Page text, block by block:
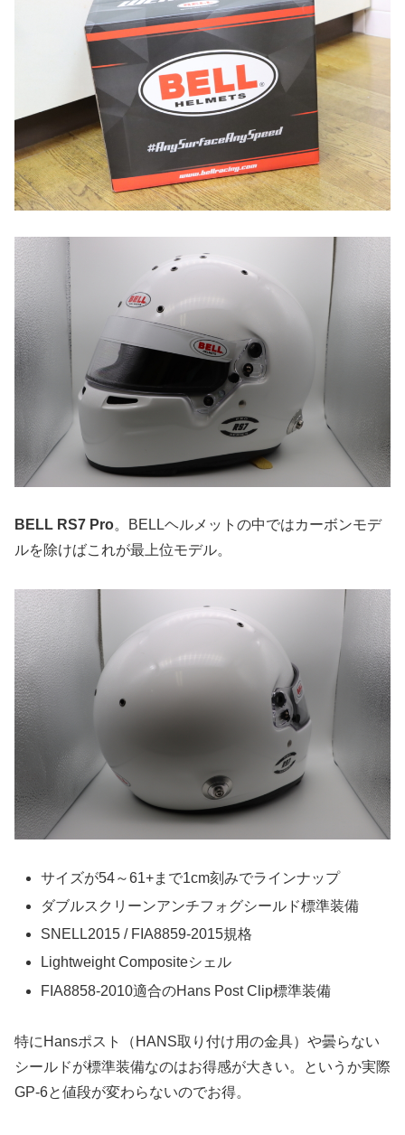
BELL RS7 Pro。BELLヘルメットの中ではカーボンモデ
ルを除けばこれが最上位モデル。
サイズが54～61+まで1cm刻みでラインナップ
ダブルスクリーンアンチフォグシールド標準装備
SNELL2015 / FIA8859-2015規格
Lightweight Compositeシェル
FIA8858-2010適合のHans Post Clip標準装備
特にHansポスト（HANS取り付け用の金具）や曇らない
シールドが標準装備なのはお得感が大きい。というか実際
GP-6と値段が変わらないのでお得。